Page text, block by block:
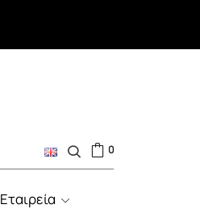
0
Εταιρεία